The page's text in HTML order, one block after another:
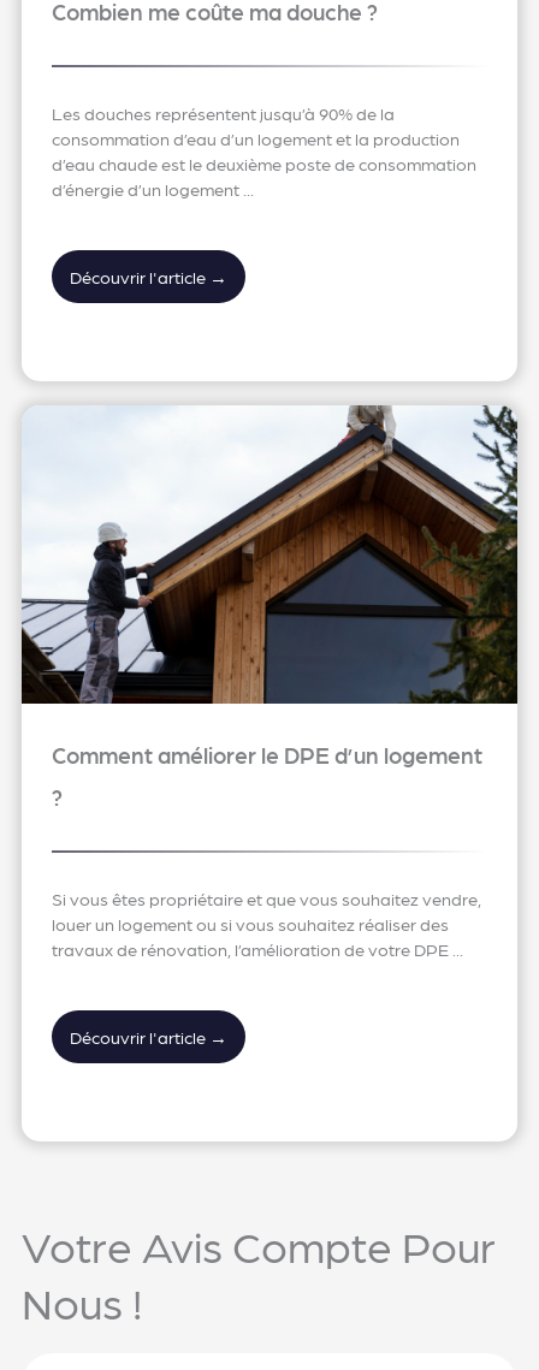
Combien me coûte ma douche ?
Les douches représentent jusqu’à 90% de la
consommation d’eau d’un logement et la production
d’eau chaude est le deuxième poste de consommation
d’énergie d’un logement ...
Découvrir l'article →
Comment améliorer le DPE d’un logement
?
Si vous êtes propriétaire et que vous souhaitez vendre,
louer un logement ou si vous souhaitez réaliser des
travaux de rénovation, l’amélioration de votre DPE ...
Découvrir l'article →
Votre Avis Compte Pour
Nous !